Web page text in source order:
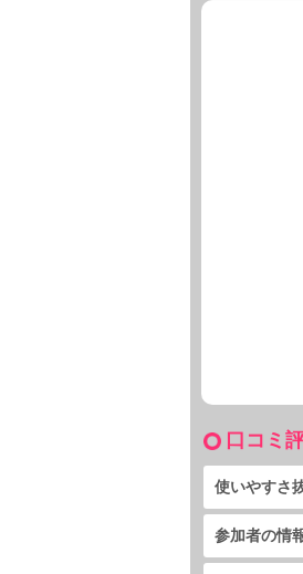
口コミ
使いやすさ
参加者の情